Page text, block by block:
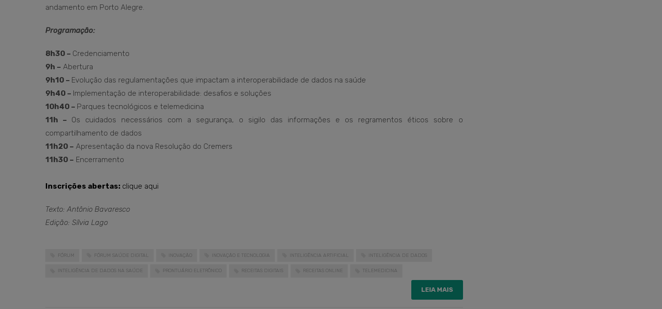
andamento em Porto Alegre.
Programação:
8h30 – Credenciamento
9h – Abertura
9h10 – Evolução das regulamentações que impactam a interoperabilidade de dados na saúde
9h40 – Implementação de interoperabilidade: desafios e soluções
10h40 – Parques tecnológicos e telemedicina
11h – Os cuidados necessários com a segurança, o sigilo das informações e os regramentos éticos sobre o
compartilhamento de dados
11h20 – Apresentação da nova Resolução do Cremers
11h30 – Encerramento
Inscrições abertas: clique aqui
Texto: Antônio Bavaresco
Edição: Sílvia Lago
FÓRUM FÓRUM SAÚDE DIGITAL INOVAÇÃO INOVAÇÃO E TECNOLOGIA INTELIGÊNCIA ARTIFICIAL INTELIGÊNCIA DE DADOS
INTELIGÊNCIA DE DADOS NA SAÚDE PRONTUÁRIO ELETRÔNICO RECEITAS DIGITAIS RECEITAS ONLINE TELEMEDICINA
LEIA MAIS